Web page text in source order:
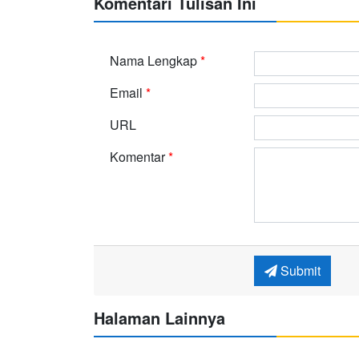
Nama Lengkap*
Email *
URL
Komentar*
Submit
Halaman Lainnya